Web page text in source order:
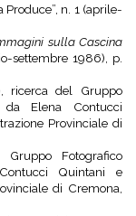
n. 1 (aprile-
sulla Cascina
settembre 1986), p.
, ricerca del Gruppo
da Elena Contucci
Provinciale di
Fotografico
Quintani e
di Cremona,